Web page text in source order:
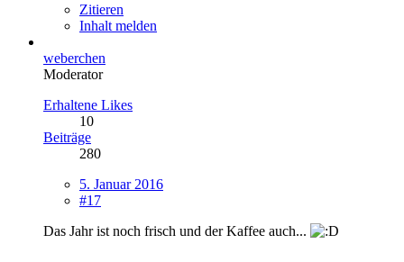
Zitieren
Inhalt melden
weberchen
Moderator
Erhaltene Likes
10
Beiträge
280
5. Januar 2016
#17
Das Jahr ist noch frisch und der Kaffee auch...